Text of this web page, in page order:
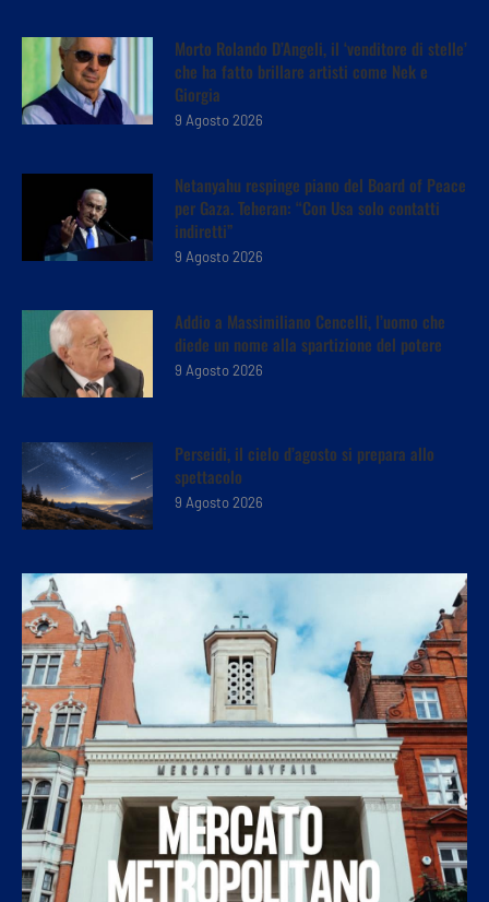
Morto Rolando D’Angeli, il ‘venditore di stelle’
che ha fatto brillare artisti come Nek e
Giorgia
9 Agosto 2026
Netanyahu respinge piano del Board of Peace
per Gaza. Teheran: “Con Usa solo contatti
indiretti”
9 Agosto 2026
Addio a Massimiliano Cencelli, l’uomo che
diede un nome alla spartizione del potere
9 Agosto 2026
Perseidi, il cielo d’agosto si prepara allo
spettacolo
9 Agosto 2026